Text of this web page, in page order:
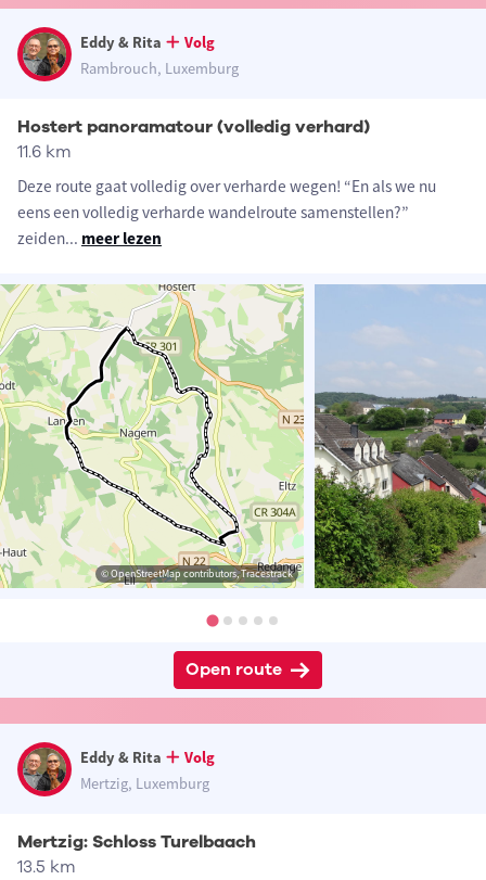
Eddy & Rita
Volg
Rambrouch, Luxemburg
Hostert panoramatour (volledig verhard)
11.6 km
Deze route gaat volledig over verharde wegen! “En als we nu
eens een volledig verharde wandelroute samenstellen?”
zeiden... meer lezen
© OpenStreetMap contributors, Tracestrack
Open route
Eddy & Rita
Volg
Mertzig, Luxemburg
Mertzig: Schloss Turelbaach
13.5 km